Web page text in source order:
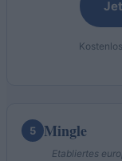
5 Mingle
Etabliertes